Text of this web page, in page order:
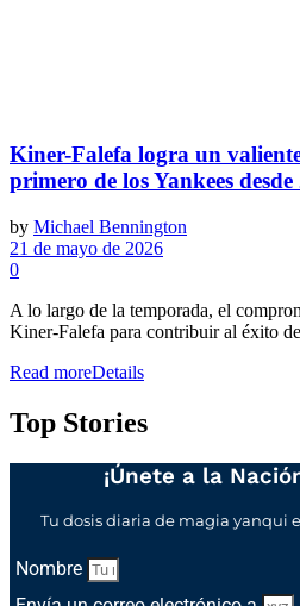
Kiner-Falefa logra un
primero de los Yankees desde
by Michael Bennington
21 de mayo de 2026
0
A lo largo de la temporada, el
Kiner-Falefa para contribuir al éxito
Read moreDetails
Top Stories
¡Únete a la
Tu dosis diaria de magia yanqui
Nombre